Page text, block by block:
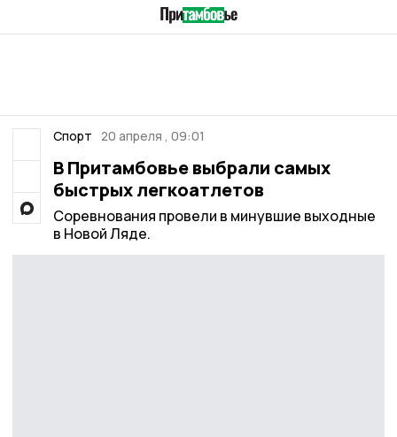
Спорт 20 апреля , 09:01
В Притамбовье выбрали самых
быстрых легкоатлетов
Соревнования провели в минувшие выходные
в Новой Ляде.